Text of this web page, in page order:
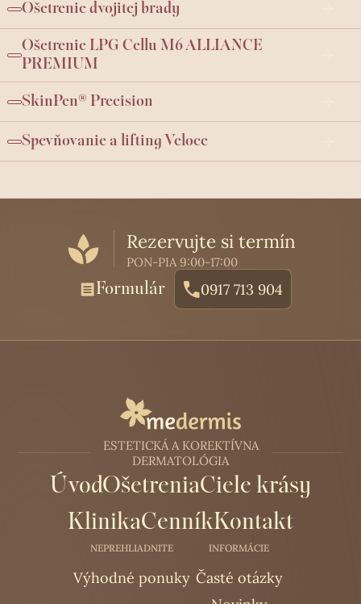
Ošetrenie dvojitej brady
Ošetrenie LPG Cellu M6 ALLIANCE
PREMIUM
SkinPen® Precision
Spevňovanie a lifting Veloce
Rezervujte si termín
PON-PIA 9:00-17:00
Formulár 0917 713 904
ESTETICKÁ A KOREKTÍVNA
DERMATOLÓGIA
ÚvodOšetreniaCiele krásy
KlinikaCenníkKontakt
NEPREHLIADNITE
Výhodné ponuky
INFORMÁCIE
Časté otázky